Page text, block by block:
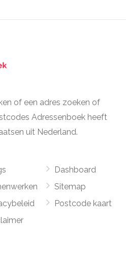
of een adres zoeken of
Adressenboek heeft
uit Nederland.
Dashboard
Sitemap
Postcode kaart